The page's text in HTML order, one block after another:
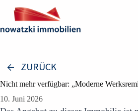
Inhalt
springen
ZURÜCK
Nicht mehr verfügbar: „Moderne
10. Juni 2026